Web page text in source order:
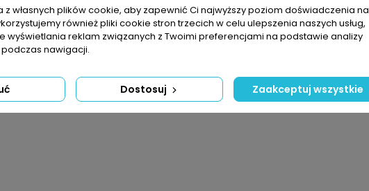
z własnych plików cookie, aby zapewnić Ci najwyższy poziom doświadczenia na
również pliki cookie stron trzecich w celu ulepszenia naszych usług,
wyświetlania reklam związanych z Twoimi preferencjami na podstawie analizy
nawigacji.
Dostosuj Zaakceptuj wszystkie